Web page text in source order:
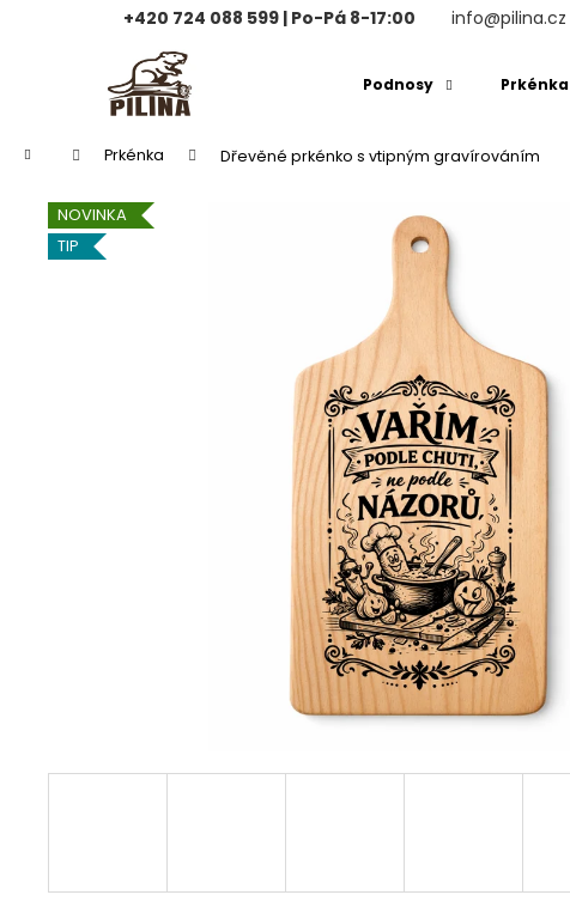
+420 724 088 599 | Po-Pá 8-17:00 info@pilina.cz
Podnosy Prkénka
Domů Prkénka Dřevěné prkénko s vtipným gravírováním
NOVINKA
TIP
DŘEVĚNÁ HRAČKA VLÁČEKDŘEVĚNÁ